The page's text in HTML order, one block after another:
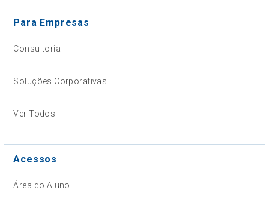
Para Empresas
Consultoria
Soluções Corporativas
Ver Todos
Acessos
Área do Aluno